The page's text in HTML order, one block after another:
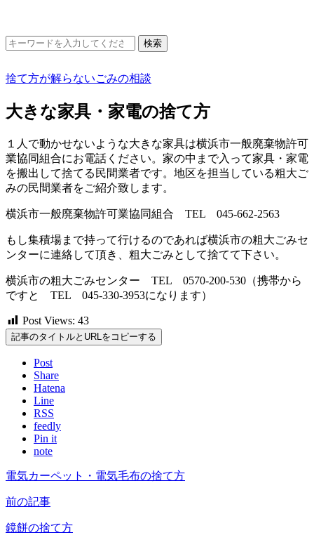
捨て方が解らないごみの相談
大きな家具・家電の捨て方
１人で動かせないような大きな家具は横浜市一般廃棄物許可
業協同組合にお電話ください。家の中まで入って家具・家電
を搬出して捨てる民間業者です。地区を担当している粗大ご
みの民間業者をご紹介致します。
横浜市一般廃棄物許可業協同組合 TEL 045-662-2563
もし集積場まで持って行けるのであれば横浜市の粗大ごみセ
ンターに連絡して頂き、粗大ごみとして捨てて下さい。
横浜市の粗大ごみセンター TEL 0570-200-530（携帯から
ですと TEL 045-330-3953になります）
Post Views: 43
記事のタイトルとURLをコピーする
Post
Share
Hatena
Line
RSS
feedly
Pin it
note
電気カーペット・電気毛布の捨て方
前の記事
鏡餅の捨て方